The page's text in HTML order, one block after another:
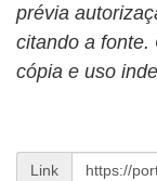
prévia
citando a fonte.
cópia e uso
Link